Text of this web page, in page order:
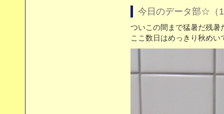
今日のデータ部☆（
ついこの間まで猛暑だ残暑
ここ数日はめっきり秋めい